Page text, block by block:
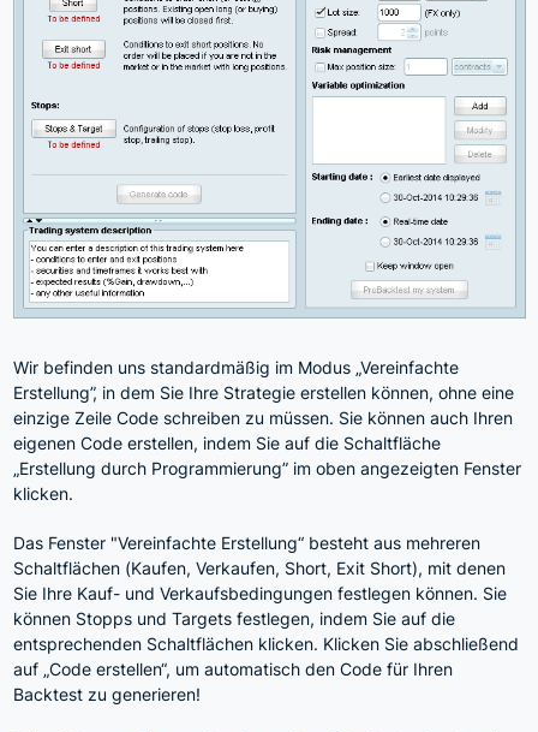
Wir befinden uns standardmäßig im Modus „Vereinfachte
Erstellung”, in dem Sie Ihre Strategie erstellen können, ohne eine
einzige Zeile Code schreiben zu müssen. Sie können auch Ihren
eigenen Code erstellen, indem Sie auf die Schaltfläche
„Erstellung durch Programmierung” im oben angezeigten Fenster
klicken.
Das Fenster "Vereinfachte Erstellung“ besteht aus mehreren
Schaltflächen (Kaufen, Verkaufen, Short, Exit Short), mit denen
Sie Ihre Kauf- und Verkaufsbedingungen festlegen können. Sie
können Stopps und Targets festlegen, indem Sie auf die
entsprechenden Schaltflächen klicken. Klicken Sie abschließend
auf „Code erstellen“, um automatisch den Code für Ihren
Backtest zu generieren!